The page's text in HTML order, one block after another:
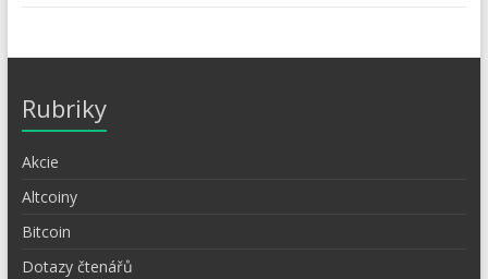
Rubriky
Akcie
Altcoiny
Bitcoin
Dotazy čtenářů